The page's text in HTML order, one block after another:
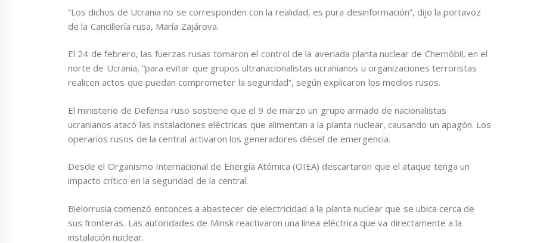
“Los dichos de Ucrania no se corresponden con la realidad, es pura desinformación”, dijo la portavoz
de la Cancillería rusa, María Zajárova.
El 24 de febrero, las fuerzas rusas tomaron el control de la averiada planta nuclear de Chernóbil, en el
norte de Ucrania, “para evitar que grupos ultranacionalistas ucranianos u organizaciones terroristas
realicen actos que puedan comprometer la seguridad”, según explicaron los medios rusos.
El ministerio de Defensa ruso sostiene que el 9 de marzo un grupo armado de nacionalistas
ucranianos atacó las instalaciones eléctricas que alimentan a la planta nuclear, causando un apagón. Los
operarios rusos de la central activaron los generadores diésel de emergencia.
Desde el Organismo Internacional de Energía Atómica (OIEA) descartaron que el ataque tenga un
impacto crítico en la seguridad de la central.
Bielorrusia comenzó entonces a abastecer de electricidad a la planta nuclear que se ubica cerca de
sus fronteras. Las autoridades de Minsk reactivaron una línea eléctrica que va directamente a la
instalación nuclear.